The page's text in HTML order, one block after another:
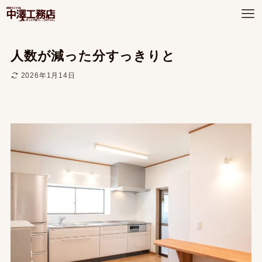
人数が減った分すっきりと
2026年1月14日